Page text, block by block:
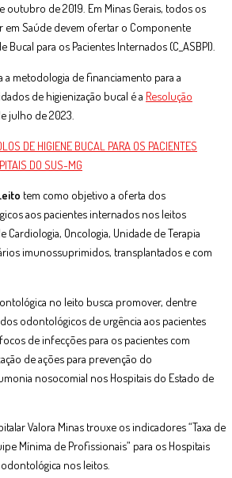
outubro de 2019. Em Minas Gerais, todos os
em Saúde devem ofertar o Componente
Bucal para os Pacientes Internados (C_ASBPI).
a metodologia de financiamento para a
de higienização bucal é a Resolução
julho de 2023.
DE HIGIENE BUCAL PARA OS PACIENTES
DO SUS-MG
tem como objetivo a oferta dos
aos pacientes internados nos leitos
Cardiologia, Oncologia, Unidade de Terapia
imunossuprimidos, transplantados e com
no leito busca promover, dentre
odontológicos de urgência aos pacientes
de infecções para os pacientes com
de ações para prevenção do
nosocomial nos Hospitais do Estado de
Valora Minas trouxe os indicadores “Taxa de
Mínima de Profissionais” para os Hospitais
nos leitos.